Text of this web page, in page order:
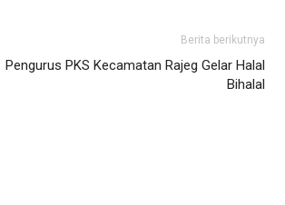
Berita berikutnya
Pengurus PKS Kecamatan Rajeg Gelar Halal
Bihalal